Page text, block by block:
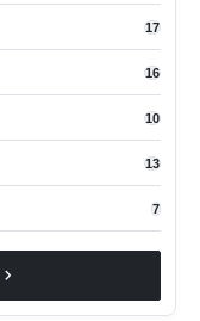
17
16
10
13
7
chevron_right